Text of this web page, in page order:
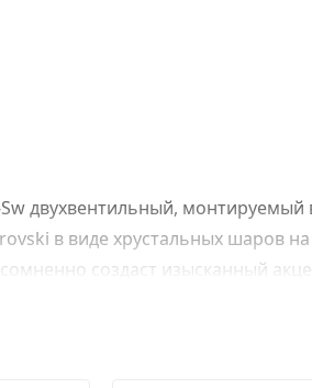
Sw двухвентильный,
в виде хрустальных шаров
создаст изысканный